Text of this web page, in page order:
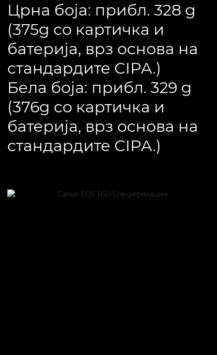
Црна боја: прибл. 328 g
(375g со картичка и
батерија, врз основа на
стандардите CIPA.)
Бела боја: прибл. 329 g
(376g со картичка и
батерија, врз основа на
стандардите CIPA.)